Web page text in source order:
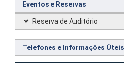
Eventos e Reservas
Reserva de Auditório
Telefones e Informações Úteis